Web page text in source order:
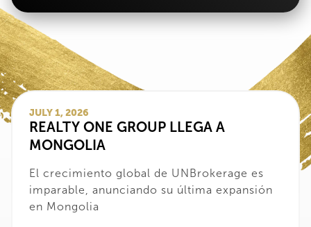
JULY 1, 2026
‍REALTY ONE GROUP LLEGA A
MONGOLIA
‍El crecimiento global de UNBrokerage es
imparable, anunciando su última expansión
en Mongolia